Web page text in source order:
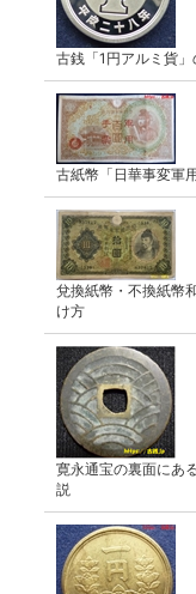
古銭「1円アルミ貨
古紙幣「日華事変軍
兌換紙幣・不換紙幣
け方
寛永通宝の裏面にあ
説